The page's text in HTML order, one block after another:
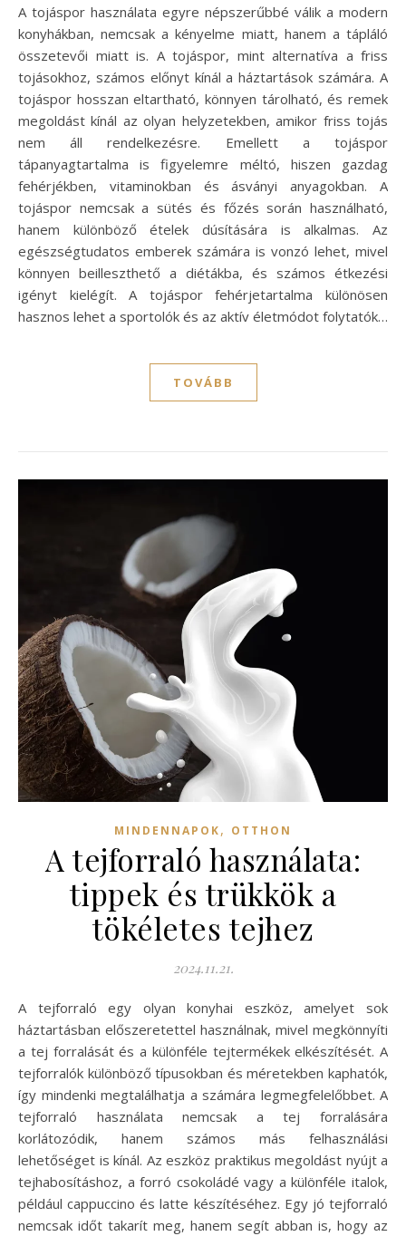
A tojáspor használata egyre népszerűbbé válik a modern
konyhákban, nemcsak a kényelme miatt, hanem a tápláló
összetevői miatt is. A tojáspor, mint alternatíva a friss
tojásokhoz, számos előnyt kínál a háztartások számára. A
tojáspor hosszan eltartható, könnyen tárolható, és remek
megoldást kínál az olyan helyzetekben, amikor friss tojás
nem áll rendelkezésre. Emellett a tojáspor
tápanyagtartalma is figyelemre méltó, hiszen gazdag
fehérjékben, vitaminokban és ásványi anyagokban. A
tojáspor nemcsak a sütés és főzés során használható,
hanem különböző ételek dúsítására is alkalmas. Az
egészségtudatos emberek számára is vonzó lehet, mivel
könnyen beilleszthető a diétákba, és számos étkezési
igényt kielégít. A tojáspor fehérjetartalma különösen
hasznos lehet a sportolók és az aktív életmódot folytatók…
TOVÁBB
MINDENNAPOK, OTTHON
A tejforraló használata:
tippek és trükkök a
tökéletes tejhez
2024.11.21.
A tejforraló egy olyan konyhai eszköz, amelyet sok
háztartásban előszeretettel használnak, mivel megkönnyíti
a tej forralását és a különféle tejtermékek elkészítését. A
tejforralók különböző típusokban és méretekben kaphatók,
így mindenki megtalálhatja a számára legmegfelelőbbet. A
tejforraló használata nemcsak a tej forralására
korlátozódik, hanem számos más felhasználási
lehetőséget is kínál. Az eszköz praktikus megoldást nyújt a
tejhabosításhoz, a forró csokoládé vagy a különféle italok,
például cappuccino és latte készítéséhez. Egy jó tejforraló
nemcsak időt takarít meg, hanem segít abban is, hogy az